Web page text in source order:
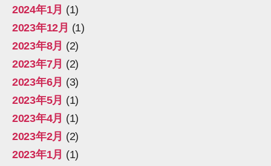
2024年1月 (1)
2023年12月 (1)
2023年8月 (2)
2023年7月 (2)
2023年6月 (3)
2023年5月 (1)
2023年4月 (1)
2023年2月 (2)
2023年1月 (1)